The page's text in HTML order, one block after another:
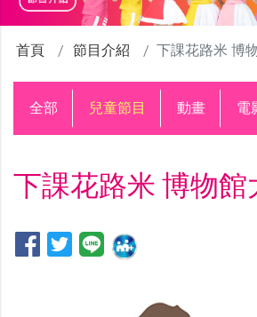
首頁 節目介紹 下課花路米 博
全部 兒童節目 動畫 電
下課花路米 博物館